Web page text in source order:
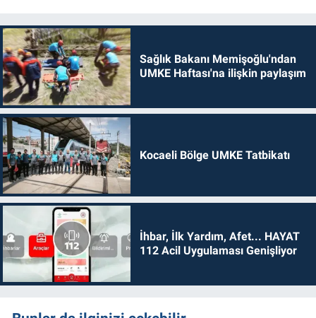
Sağlık Bakanı Memişoğlu'ndan
UMKE Haftası'na ilişkin paylaşım
Kocaeli Bölge UMKE Tatbikatı
İhbar, İlk Yardım, Afet... HAYAT
112 Acil Uygulaması Genişliyor